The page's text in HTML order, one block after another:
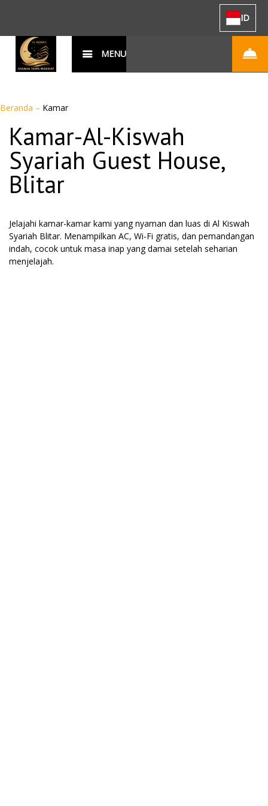
ID
MENU
Beranda – Kamar
Kamar-Al-Kiswah
Syariah Guest House,
Blitar
Jelajahi kamar-kamar kami yang nyaman dan luas di Al Kiswah
Syariah Blitar. Menampilkan AC, Wi-Fi gratis, dan pemandangan
indah, cocok untuk masa inap yang damai setelah seharian
menjelajah.